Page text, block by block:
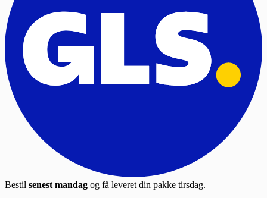
Bestil senest mandag og få leveret din pakke tirsdag.